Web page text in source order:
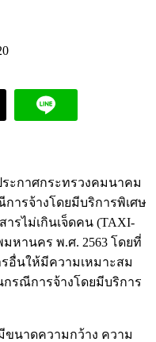
ระกาศกระทรวงคมนาคม
ารจ้างโดยมีบริการพิเศษ
รไม่เกินเจ็ดคน (TAXI-
มหานคร พ.ศ. 2563 โดยที่
อื่นให้มีความเหมาะสม
รณีการจ้างโดยมีบริการ
ขนาดความกว้าง ความ